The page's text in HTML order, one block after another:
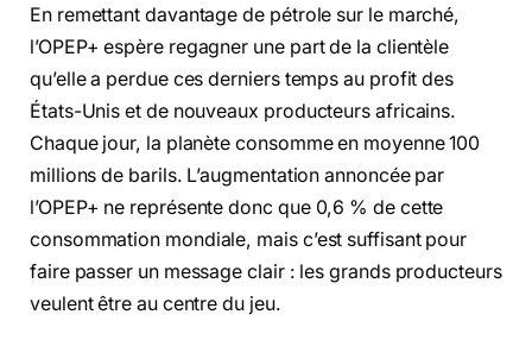
En remettant davantage de pétrole sur le marché,
l’OPEP+ espère regagner une part de la clientèle
qu’elle a perdue ces derniers temps au profit des
États-Unis et de nouveaux producteurs africains.
Chaque jour, la planète consomme en moyenne 100
millions de barils. L’augmentation annoncée par
l’OPEP+ ne représente donc que 0,6 % de cette
consommation mondiale, mais c’est suffisant pour
faire passer un message clair : les grands producteurs
veulent être au centre du jeu.